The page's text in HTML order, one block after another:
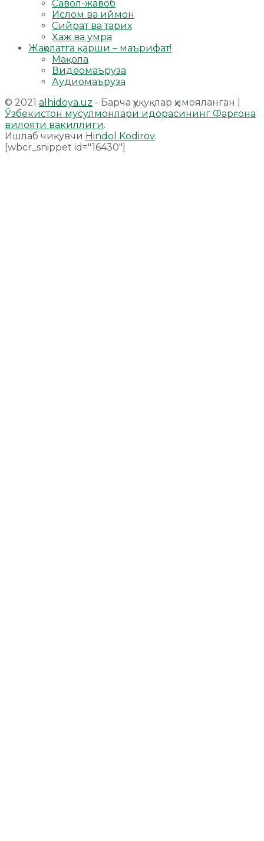
Савол-жавоб
Ислом ва иймон
Сийрат ва тарих
Ҳаж ва умра
Жаҳолатга қарши – маърифат!
Мақола
Видеомаъруза
Аудиомаъруза
© 2021 alhidoya.uz - Барча ҳуқуқлар ҳимояланган |
Ўзбекистон мусулмонлари идорасининг Фарғона
вилояти вакиллиги.
Ишлаб чиқувчи Hindol Kodirov.
[wbcr_snippet id="16430"]